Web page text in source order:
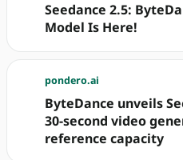
Seedance 2.5:
Model Is Here!
pondero.ai
ByteDance unveils
30-second video
reference capacity